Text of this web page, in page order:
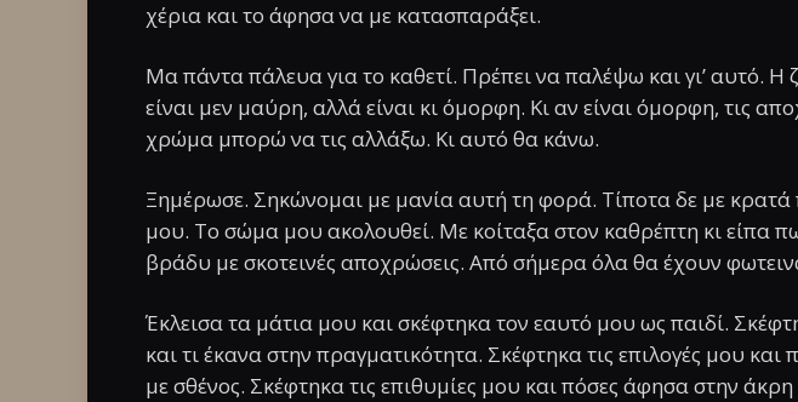
χέρια και το άφησα να με κατασπαράξει.
Μα πάντα πάλευα για το καθετί. Πρέπει να παλέψω και γι’ αυτό.
είναι μεν μαύρη, αλλά είναι κι όμορφη. Κι αν είναι όμορφη, τις
χρώμα μπορώ να τις αλλάξω. Κι αυτό θα κάνω.
Ξημέρωσε. Σηκώνομαι με μανία αυτή τη φορά. Τίποτα δε με
μου. Το σώμα μου ακολουθεί. Με κοίταξα στον καθρέπτη κι είπα
βράδυ με σκοτεινές αποχρώσεις. Από σήμερα όλα θα έχουν
Έκλεισα τα μάτια μου και σκέφτηκα τον εαυτό μου ως παιδί.
και τι έκανα στην πραγματικότητα. Σκέφτηκα τις επιλογές μου και
με σθένος. Σκέφτηκα τις επιθυμίες μου και πόσες άφησα στην